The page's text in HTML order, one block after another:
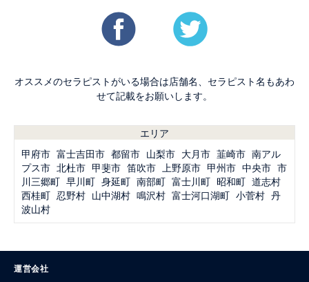
オススメのセラピストがいる場合は店舗名、セラピスト名もあわ
せて記載をお願いします。
エリア
甲府市 富士吉田市 都留市 山梨市 大月市 韮崎市 南アル
プス市 北杜市 甲斐市 笛吹市 上野原市 甲州市 中央市 市
川三郷町 早川町 身延町 南部町 富士川町 昭和町 道志村
西桂町 忍野村 山中湖村 鳴沢村 富士河口湖町 小菅村 丹
波山村
運営会社